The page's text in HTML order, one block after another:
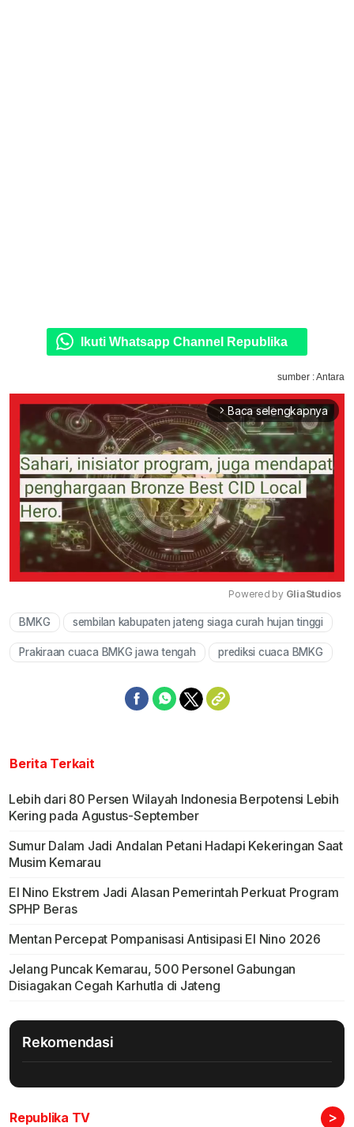
Ikuti Whatsapp Channel Republika
sumber : Antara
arrow_forward_ios Baca selengkapnya
Mute
Powered by GliaStudios
BMKG sembilan kabupaten jateng siaga curah hujan tinggi
Prakiraan cuaca BMKG jawa tengah prediksi cuaca BMKG
Berita Terkait
Lebih dari 80 Persen Wilayah Indonesia Berpotensi Lebih
Kering pada Agustus-September
Sumur Dalam Jadi Andalan Petani Hadapi Kekeringan Saat
Musim Kemarau
El Nino Ekstrem Jadi Alasan Pemerintah Perkuat Program
SPHP Beras
Mentan Percepat Pompanisasi Antisipasi El Nino 2026
Jelang Puncak Kemarau, 500 Personel Gabungan
Disiagakan Cegah Karhutla di Jateng
Rekomendasi
Republika TV >